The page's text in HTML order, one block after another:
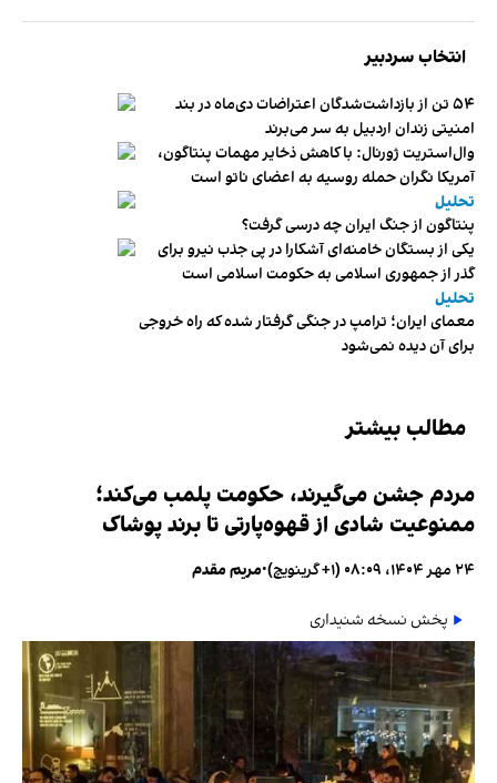
انتخاب سردبیر
۵۴ تن از بازداشت‌شدگان اعتراضات دی‌ماه در بند
امنیتی زندان اردبیل به سر می‌برند
وال‌استریت ژورنال: با کاهش ذخایر مهمات پنتاگون،
آمریکا نگران حمله روسیه به اعضای ناتو‌ است
تحلیل
پنتاگون از جنگ ایران چه درسی گرفت؟
یکی از بستگان خامنه‌ای آشکارا در پی جذب نیرو برای
گذر از جمهوری اسلامی به حکومت اسلامی است
تحلیل
معمای ایران؛ ترامپ در جنگی گرفتار شده که راه خروجی
برای آن دیده نمی‌شود
مطالب بیشتر
مردم جشن می‌گیرند، حکومت پلمب می‌کند؛
ممنوعیت شادی از قهوه‌پارتی تا برند پوشاک
۲۴ مهر ۱۴۰۴، ۰۸:۰۹ (‎+۱ گرینویچ) •مریم مقدم
پخش نسخه شنیداری